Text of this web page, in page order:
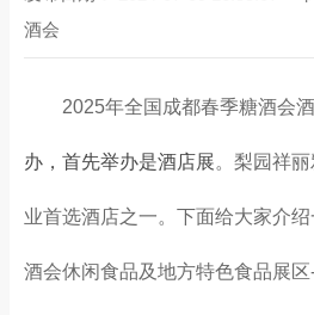
酒会
2025年全国成都春季糖酒会
办，首先举办是酒店展。梨园祥
业首选酒店之一。下面给大家介
酒会休闲食品及地方特色食品展